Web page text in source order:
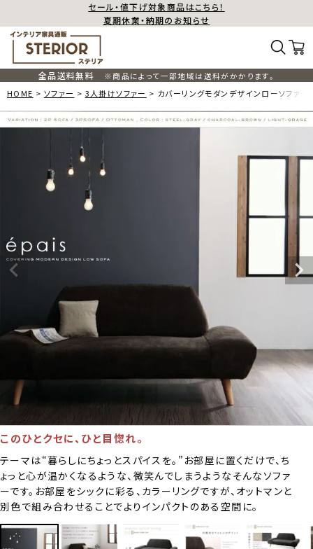
セール・値下げ対象商品はこちら！
夏期休業・納期のお知らせ
全品送料無料
※商品によって一部地域は送料がかかります。
HOME
ソファー 3人掛けソファー カバーリングモダンデザインローソファ
このひとクセに、ひと目惚れ。
テーマは“暮らしにちょっとスパイスを。”お部屋に置くだけで、ち
ょっと心が温かくなるような、微笑んでしまうようなそんなソファ
ーです。お部屋をシックに彩る、カラーリングですが、オットマンと
別色で組み合わせることでよりインパクトのある空間に。